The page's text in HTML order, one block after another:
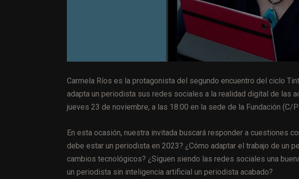
Carmela Ríos es la protagonista del segundo encuentro del ciclo
adapta un periodista sus redes sociales a la realidad digital de las
jueves 23 de noviembre, a las 18:00 en la sede de la Fundación (C/
En esta ocasión, nuestra invitada buscará responder a cuestiones
debe estar un periodista en 2023? ¿Cómo adaptar el trabajo de un
cambios tecnológicos? ¿Siguen siendo las redes sociales una
un periodista sin inteligencia artificial un periodista acabado?